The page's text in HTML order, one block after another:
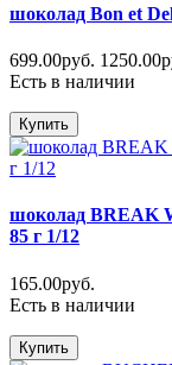
шоколад Bon et
699.00руб.
Есть в наличии
Купить
шоколад BREAK
85 г 1/12
165.00руб.
Есть в наличии
Купить